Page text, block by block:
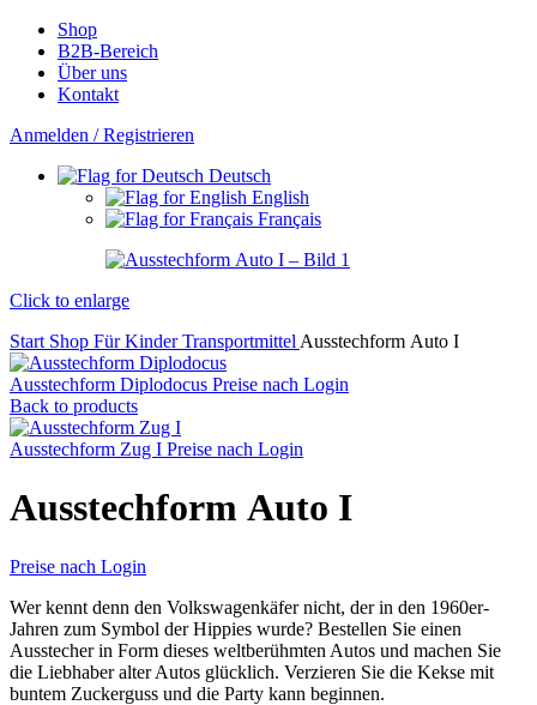
Shop
B2B-Bereich
Über uns
Kontakt
Anmelden / Registrieren
Deutsch
English
Français
Click to enlarge
Start Shop Für KinderTransportmittel Ausstechform Auto I
Ausstechform Diplodocus Preise nach Login
Back to products
Ausstechform Zug I Preise nach Login
Ausstechform Auto I
Preise nach Login
Wer kennt denn den Volkswagenkäfer nicht, der in den 1960er-
Jahren zum Symbol der Hippies wurde? Bestellen Sie einen
Ausstecher in Form dieses weltberühmten Autos und machen Sie
die Liebhaber alter Autos glücklich. Verzieren Sie die Kekse mit
buntem Zuckerguss und die Party kann beginnen.